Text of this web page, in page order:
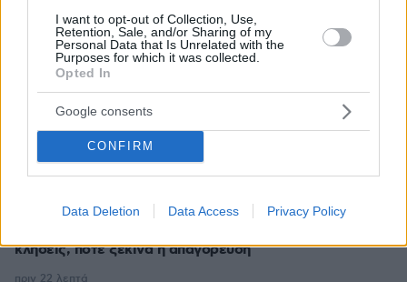
I want to opt-out of Collection, Use,
Retention, Sale, and/or Sharing of my
Personal Data that Is Unrelated with the
Purposes for which it was collected.
Opted In
Google consents
CONFIRM
Data Deletion Data Access Privacy Policy
Συνελήφθη 37χρονος στο αεροδρόμιο «Ελ. Βενιζέλος»
με 4 μαχαίρια και δύο ψαλίδια κλαδέματος
πριν 7 λεπτά
Νέα όρια δαπανών για ΣΑΕΚ και σχολεία δεύτερης
ευκαιρίας, τι αλλάζει με το νέο ΦΕΚ
πριν 8 λεπτά
Οι εισπράξεις του «Spider-Man: Brand New Day»
κλήσεις, πότε ξεκινά η απαγόρευση
πριν 20 λεπτά
πριν 22 λεπτά